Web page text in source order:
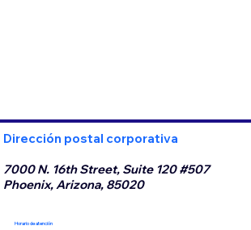
Dirección postal corporativa
7000 N. 16th Street, Suite 120 #507
Phoenix, Arizona, 85020
Horario de atención